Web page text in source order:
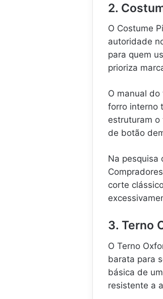
2.
O Costume
autoridade
para quem
prioriza
O manual
forro interno
estruturam o
de botão
Na pesquisa
corte
3. Terno
O Terno
barata para
básica de
resistente a